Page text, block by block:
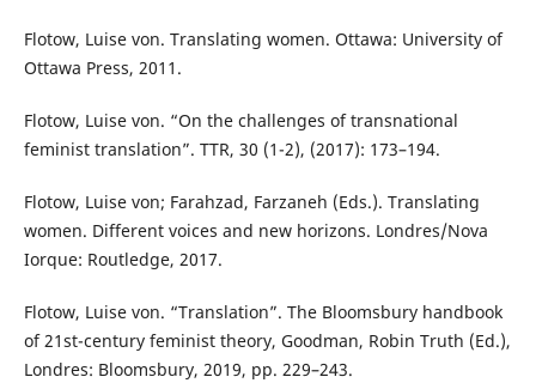
Flotow, Luise von. Translating women. Ottawa: University of
Ottawa Press, 2011.
Flotow, Luise von. “On the challenges of transnational
feminist translation”. TTR, 30 (1-2), (2017): 173–194.
Flotow, Luise von; Farahzad, Farzaneh (Eds.). Translating
women. Different voices and new horizons. Londres/Nova
Iorque: Routledge, 2017.
Flotow, Luise von. “Translation”. The Bloomsbury handbook
of 21st-century feminist theory, Goodman, Robin Truth (Ed.),
Londres: Bloomsbury, 2019, pp. 229–243.